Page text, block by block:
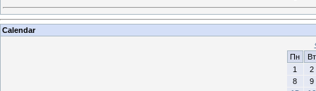
Calendar
Пн
Вт
1
2
8
9